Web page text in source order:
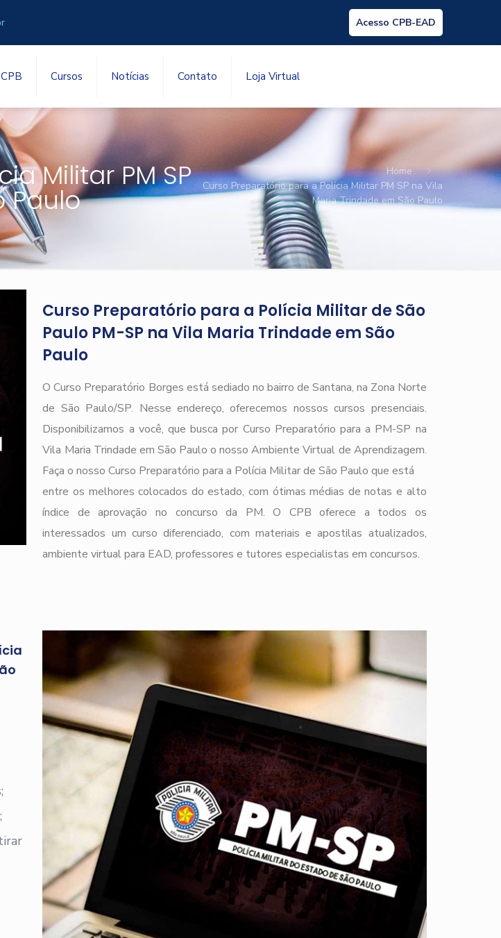
Acesso CPB-EAD
Cursos Notícias Contato Loja Virtual
Militar PM SP
Paulo
Home
Curso Preparatório para a Polícia Militar PM SP na Vila
Maria Trindade em São Paulo
Curso Preparatório para a Polícia Militar de São
Paulo PM-SP na Vila Maria Trindade em São
Paulo
O Curso Preparatório Borges está sediado no bairro de Santana, na Zona Norte
de São Paulo/SP. Nesse endereço, oferecemos nossos cursos presenciais.
Disponibilizamos a você, que busca por Curso Preparatório para a PM-SP na
Vila Maria Trindade em São Paulo o nosso Ambiente Virtual de Aprendizagem.
Faça o nosso Curso Preparatório para a Polícia Militar de São Paulo que está
entre os melhores colocados do estado, com ótimas médias de notas e alto
índice de aprovação no concurso da PM. O CPB oferece a todos os
interessados um curso diferenciado, com materiais e apostilas atualizados,
ambiente virtual para EAD, professores e tutores especialistas em concursos.